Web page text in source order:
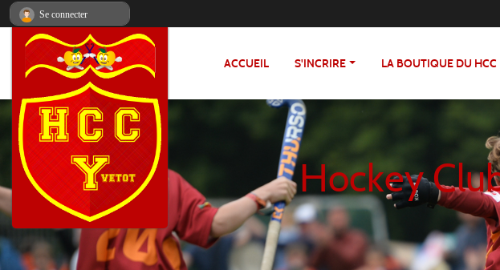
ACCUEIL S'INCRIRE LA BOUTIQUE DU HCC
Hockey
Se connecter
Panneau de gestion des cookies